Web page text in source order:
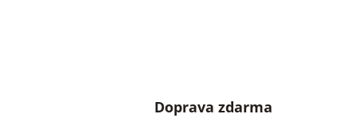
Doprava zdarma